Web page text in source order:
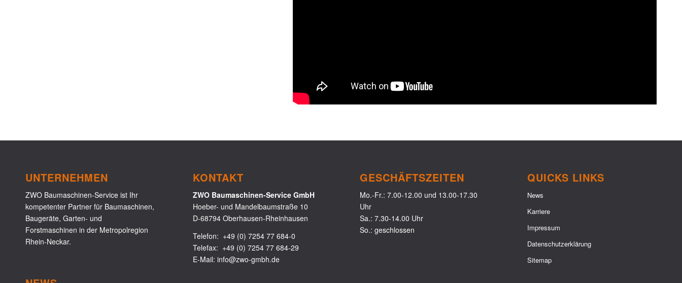
UNTERNEHMEN
ZWO Baumaschinen-Service ist Ihr
kompetenter Partner für Baumaschinen,
Baugeräte, Garten- und
Forstmaschinen in der Metropolregion
Rhein-Neckar.
KONTAKT
ZWO Baumaschinen-Service GmbH
Hoeber- und Mandelbaumstraße 10
D-68794 Oberhausen-Rheinhausen
Telefon: +49 (0) 7254 77 684-0
Telefax: +49 (0) 7254 77 684-29
E-Mail: info@zwo-gmbh.de
GESCHÄFTSZEITEN
Mo.-Fr.: 7.00-12.00 und 13.00-17.30
Uhr
Sa.: 7.30-14.00 Uhr
So.: geschlossen
QUICKS LINKS
News
Karriere
Impressum
Datenschutzerklärung
Sitemap